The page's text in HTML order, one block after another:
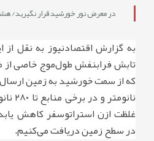
در معرض نور خورشید قرار نگیرید/
به گزارش اقتصادنیوز به نقل از
تابش فرابنفش طول‌موج خاصی
غلظت ازن استراتوسفر کاهش
در سطح زمین دریافت می‌کنیم.